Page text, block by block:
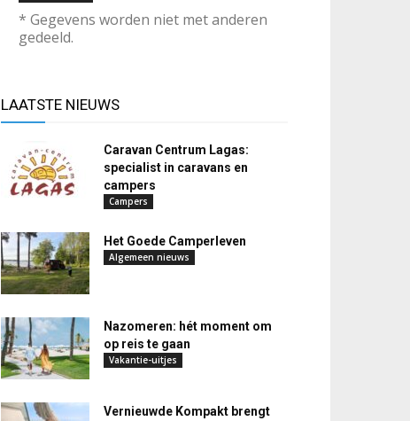
* Gegevens worden niet met anderen
gedeeld.
LAATSTE NIEUWS
Caravan Centrum Lagas:
specialist in caravans en
campers
Campers
Het Goede Camperleven
Algemeen nieuws
Nazomeren: hét moment om
op reis te gaan
Vakantie-uitjes
Vernieuwde Kompakt brengt